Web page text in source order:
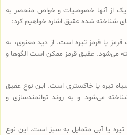
یک از آنها خصوصیات و خواص منحصر به
شناخته شده عقیق اشاره خواهیم کرد:
یا قرمز تیره است. از دید معنوی، به
می‌شود. عقیق قرمز ممکن است الگوها و
تیره یا خاکستری است. این نوع عقیق
می‌شود و به روند توانمندسازی و
یا آبی متمایل به سبز است. این نوع